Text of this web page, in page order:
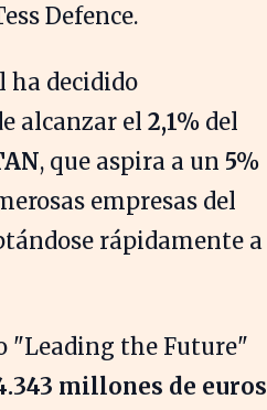
Defence.
ha decidido
alcanzar el 2,1% del
, que aspira a un 5%
empresas del
rápidamente a
"Leading the Future"
millones de euros